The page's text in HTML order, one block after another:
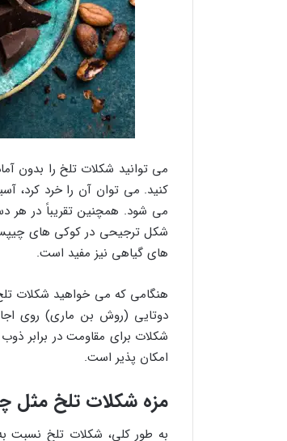
می توانید شکلات تلخ را بدون
کنید. می توان آن را خرد کرد،
می شود. همچنین تقریباً در هر
شکل ترجیحی در کوکی های
های گیاهی نیز مفید است.
هنگامی که می خواهید شکلات
دوتایی (روش بن ماری) روی
شکلات برای مقاومت در برابر
امکان پذیر است.
مزه شکلات تلخ مثل
به طور کلی، شکلات تلخ نسبت